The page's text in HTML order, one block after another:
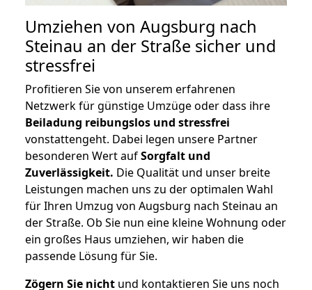
Umziehen von Augsburg nach
Steinau an der Straße sicher und
stressfrei
Profitieren Sie von unserem erfahrenen
Netzwerk für günstige Umzüge oder dass ihre
Beiladung reibungslos und stressfrei
vonstattengeht. Dabei legen unsere Partner
besonderen Wert aufSorgfalt und
Zuverlässigkeit. Die Qualität und unser breite
Leistungen machen uns zu der optimalen Wahl
für Ihren Umzug von Augsburg nach Steinau an
der Straße. Ob Sie nun eine kleine Wohnung oder
ein großes Haus umziehen, wir haben die
passende Lösung für Sie.
Zögern Sie nicht und kontaktieren Sie uns noch